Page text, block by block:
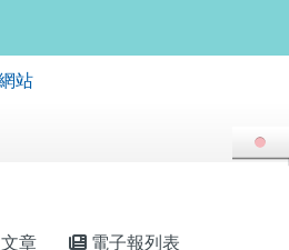
站
章 電子報列表